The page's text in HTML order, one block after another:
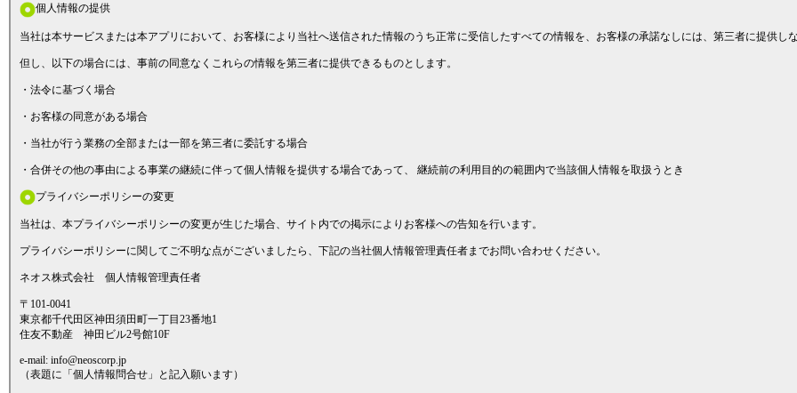
個人情報の提供
当社は本サービスまたは本アプリにおいて、お客様により当社へ送信された情報のうち正常に受信したすべての情報を、お客様の承諾なしには、第三者に提供しな
但し、以下の場合には、事前の同意なくこれらの情報を第三者に提供できるものとします。
・法令に基づく場合
・お客様の同意がある場合
・当社が行う業務の全部または一部を第三者に委託する場合
・合併その他の事由による事業の継続に伴って個人情報を提供する場合であって、 継続前の利用目的の範囲内で当該個人情報を取扱うとき
プライバシーポリシーの変更
当社は、本プライバシーポリシーの変更が生じた場合、サイト内での掲示によりお客様への告知を行います。
プライバシーポリシーに関してご不明な点がございましたら、下記の当社個人情報管理責任者までお問い合わせください。
ネオス株式会社 個人情報管理責任者
〒101-0041
東京都千代田区神田須田町一丁目23番地1
住友不動産 神田ビル2号館10F
e-mail: info@neoscorp.jp
（表題に「個人情報問合せ」と記入願います）